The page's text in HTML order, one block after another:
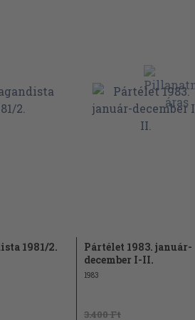
1981/2.
Pártélet 1983. január-
december I-II.
1983
3.400 Ft